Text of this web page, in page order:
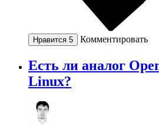
Нравится 5 Комментировать
Есть ли аналог
Linux?